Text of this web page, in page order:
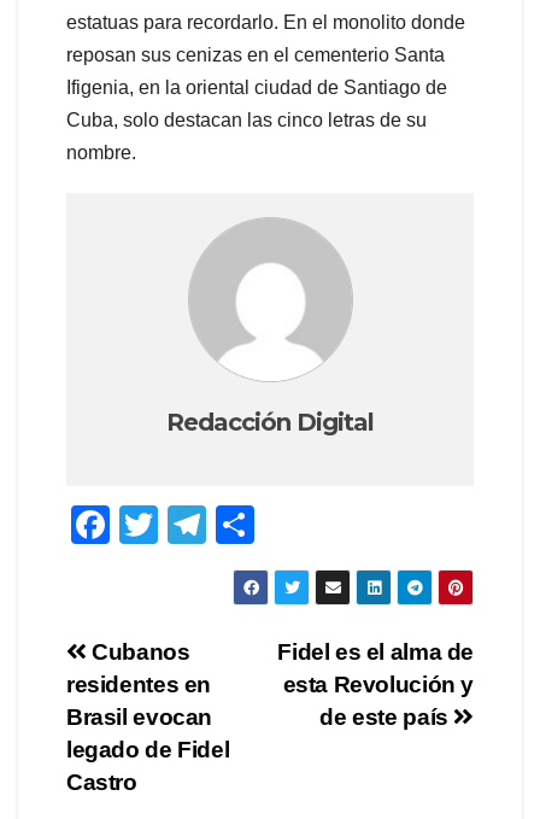
estatuas para recordarlo. En el monolito donde
reposan sus cenizas en el cementerio Santa
Ifigenia, en la oriental ciudad de Santiago de
Cuba, solo destacan las cinco letras de su
nombre.
Redacción Digital
F
e
b
o
o
k
T
er
T
el
a
m
o
m
ar
Navegación
de
entradas
Fidel es el alma de
esta Revolución y
de este país
Cubanos
residentes en
Brasil evocan
legado de Fidel
Castro